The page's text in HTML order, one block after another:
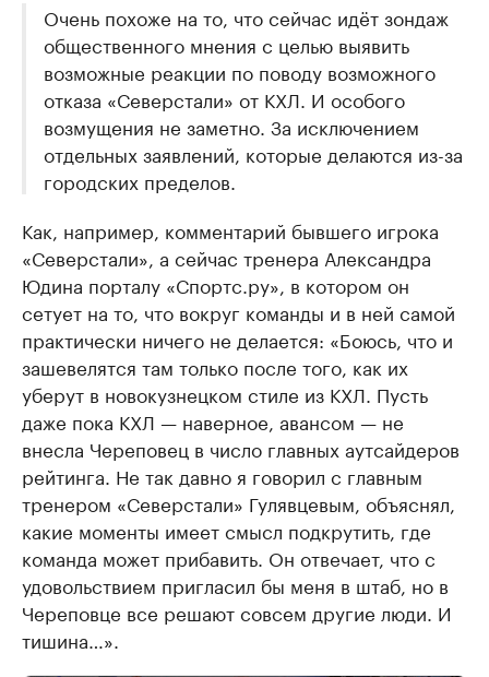
Очень похоже на то, что сейчас идёт зондаж
общественного мнения с целью выявить
возможные реакции по поводу возможного
отказа «Северстали» от КХЛ. И особого
возмущения не заметно. За исключением
отдельных заявлений, которые делаются из-за
городских пределов.
Как, например, комментарий бывшего игрока
«Северстали», а сейчас тренера Александра
Юдина порталу «Спортс.ру», в котором он
сетует на то, что вокруг команды и в ней самой
практически ничего не делается: «Боюсь, что и
зашевелятся там только после того, как их
уберут в новокузнецком стиле из КХЛ. Пусть
даже пока КХЛ — наверное, авансом — не
внесла Череповец в число главных аутсайдеров
рейтинга. Не так давно я говорил с главным
тренером «Северстали» Гулявцевым, объяснял,
какие моменты имеет смысл подкрутить, где
команда может прибавить. Он отвечает, что с
удовольствием пригласил бы меня в штаб, но в
Череповце все решают совсем другие люди. И
тишина…».